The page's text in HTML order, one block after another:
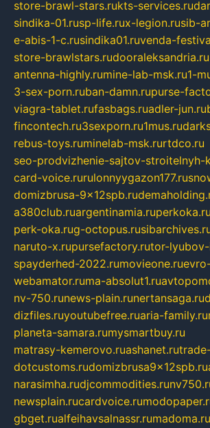
store-brawl-stars.rukts-services.ru
sindika-01.rusp-life.rux-legion.rusib-
e-abis-1-c.rusindika01.ruvenda-
store-brawlstars.rudooraleksandria.ru
antenna-highly.rumine-lab-msk.ru1-
3-sex-porn.ruban-damn.rupurse-
viagra-tablet.rufasbags.ruadler-jun.ru
fincontech.ru3sexporn.ru1mus.ru
rebus-toys.ruminelab-msk.rurtdco.ru
seo-prodvizhenie-sajtov-stroitelnyh-
card-voice.rurulonnyygazon177.ru
domizbrusa-9x12spb.ru
a380club.ruargentinamia.ruperkoka.ru
perk-oka.rug-octopus.ru
naruto-x.rupursefactory.rutor-
spayderhed-2022.rumovieone.ru
webamator.ruma-absolut1.ru
nv-750.runews-plain.runertansaga.ru
dizfiles.ruyoutubefree.ruaria-family.ru
planeta-samara.rumysmartbuy.ru
matrasy-kemerovo.ruashanet.ru
dotcustoms.rudomizbrusa9x12spb.ru
narasimha.rudjcommodities.ru
newsplain.rucardvoice.ru
gbget.rualfeihavsalnassr.rumadoma.ru